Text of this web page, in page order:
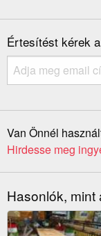
Értesítést kérek
Van Önnél
Hirdesse meg
Hasonlók,